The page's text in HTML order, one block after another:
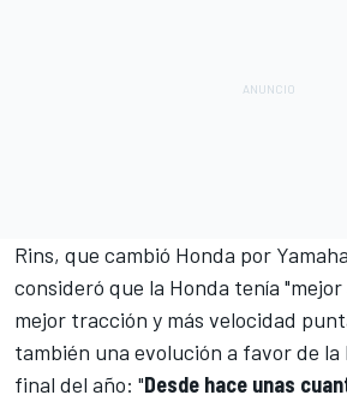
Rins, que cambió Honda por
consideró que la Honda tenía
mejor tracción y más velocidad
también una evolución a favor de la
final del año: "Desde hace unas